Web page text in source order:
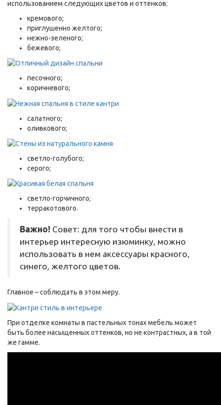
использованием следующих цветов и оттенков:
кремового;
приглушенно желтого;
нежно-зеленого;
бежевого;
песочного;
коричневого;
салатного;
оливкового;
светло-голубого;
серого;
светло-горчичного;
терракотового.
Важно! Совет: для того чтобы внести в
интерьер интересную изюминку, можно
использовать в нем аксессуары красного,
синего, желтого цветов.
Главное – соблюдать в этом меру.
При отделке комнаты в пастельных тонах мебель может
быть более насыщенных оттенков, но не контрастных, а в той
же гамме.